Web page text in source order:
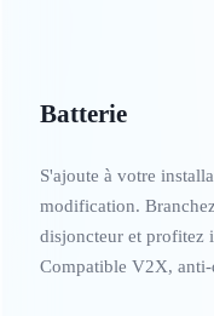
Batterie
S'ajoute à votre
modification.
disjoncteur et profitez
Compatible V2X, anti-